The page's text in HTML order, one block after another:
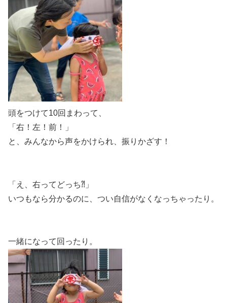
頭をつけて10回まわって、
「右！左！前！」
と、みんなから声をかけられ、振りかざす！
「え、右ってどっち⁈」
いつもなら分かるのに、つい自信がなくなっちゃったり。
一緒になって回ったり。